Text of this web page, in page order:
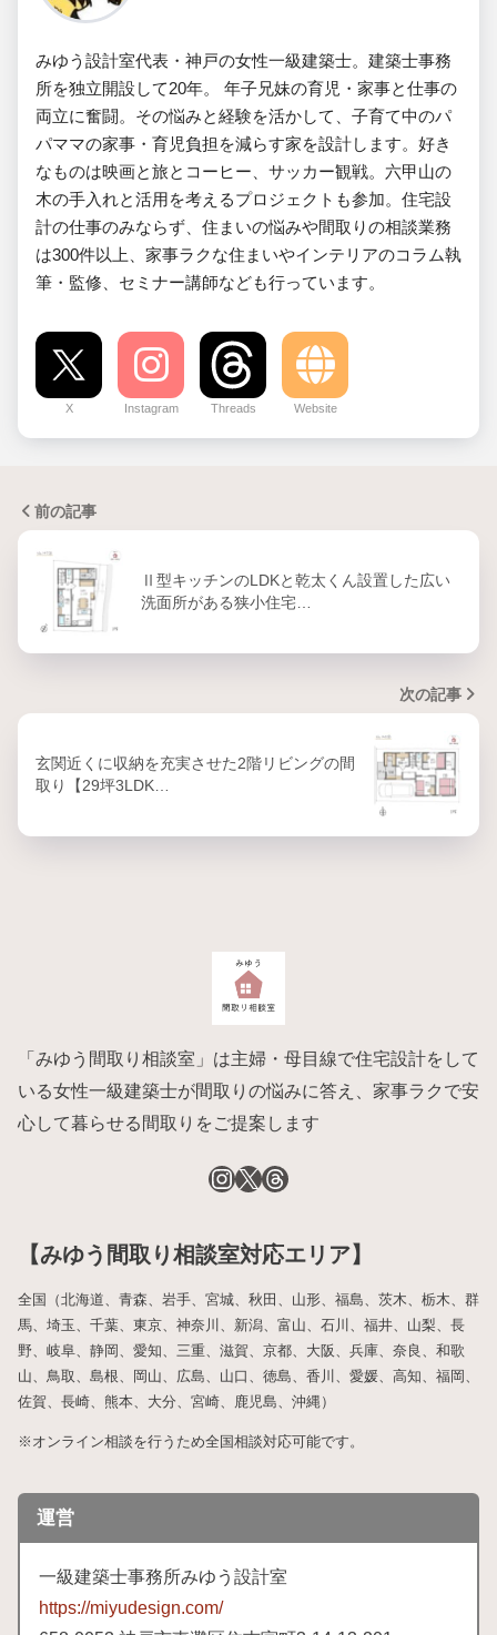
みゆう設計室代表・神戸の女性一級建築士。建築士事務
所を独立開設して20年。 年子兄妹の育児・家事と仕事の
両立に奮闘。その悩みと経験を活かして、子育て中のパ
パママの家事・育児負担を減らす家を設計します。好き
なものは映画と旅とコーヒー、サッカー観戦。六甲山の
木の手入れと活用を考えるプロジェクトも参加。住宅設
計の仕事のみならず、住まいの悩みや間取りの相談業務
は300件以上、家事ラクな住まいやインテリアのコラム執
筆・監修、セミナー講師なども行っています。
X Instagram Threads Website
前の記事
Ⅱ型キッチンのLDKと乾太くん設置した広い
洗面所がある狭小住宅…
次の記事
玄関近くに収納を充実させた2階リビングの間
取り【29坪3LDK…
「みゆう間取り相談室」は主婦・母目線で住宅設計をして
いる女性一級建築士が間取りの悩みに答え、家事ラクで安
心して暮らせる間取りをご提案します
【みゆう間取り相談室対応エリア】
全国（北海道、青森、岩手、宮城、秋田、山形、福島、茨木、栃木、群
馬、埼玉、千葉、東京、神奈川、新潟、富山、石川、福井、山梨、長
野、岐阜、静岡、愛知、三重、滋賀、京都、大阪、兵庫、奈良、和歌
山、鳥取、島根、岡山、広島、山口、徳島、香川、愛媛、高知、福岡、
佐賀、長崎、熊本、大分、宮崎、鹿児島、沖縄）
※オンライン相談を行うため全国相談対応可能です。
運営
一級建築士事務所みゆう設計室
https://miyudesign.com/